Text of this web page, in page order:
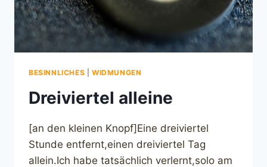
BESINNLICHES WIDMUNGEN
Dreiviertel alleine
[an den kleinen Knopf]Eine dreiviertel
Stunde entfernt,einen dreiviertel Tag
allein.Ich habe tatsächlich verlernt,solo am